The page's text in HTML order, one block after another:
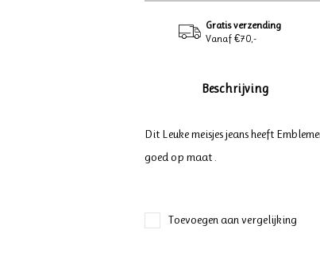
Gratis verzending
Vanaf €70,-
Beschrijving
Dit Leuke meisjes jeans heeft
goed op maat .
Toevoegen aan vergelijking